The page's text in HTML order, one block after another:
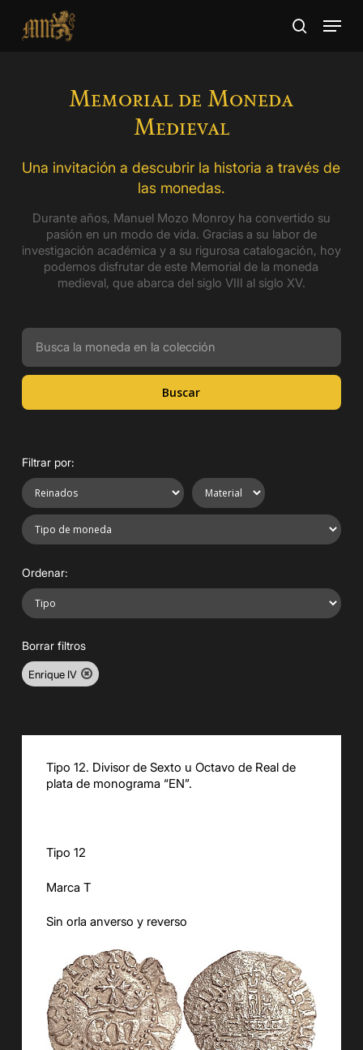
main
search
Menu
Memorial de Moneda
Medieval
Una invitación a descubrir la historia a través de
las monedas.
Durante años, Manuel Mozo Monroy ha convertido su
pasión en un modo de vida. Gracias a su labor de
investigación académica y a su rigurosa catalogación, hoy
podemos disfrutar de este Memorial de la moneda
medieval, que abarca del siglo VIII al siglo XV.
Buscar
Filtrar por:
Ordenar:
Borrar filtros
Enrique IV
Tipo 12. Divisor de Sexto u Octavo de Real de
plata de monograma “EN”.
Tipo 12
Marca T
Sin orla anverso y reverso